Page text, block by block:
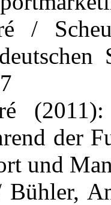
/
der
und
Bühler,